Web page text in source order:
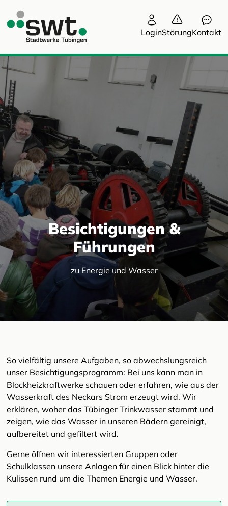
LoginStörungKontakt
Besichtigungen &
Führungen
zu Energie und Wasser
So vielfältig unsere Aufgaben, so abwechslungsreich
unser Besichtigungsprogramm: Bei uns kann man in
Blockheizkraftwerke schauen oder erfahren, wie aus der
Wasserkraft des Neckars Strom erzeugt wird. Wir
erklären, woher das Tübinger Trinkwasser stammt und
zeigen, wie das Wasser in unseren Bädern gereinigt,
aufbereitet und gefiltert wird.
Gerne öffnen wir interessierten Gruppen oder
Schulklassen unsere Anlagen für einen Blick hinter die
Kulissen rund um die Themen Energie und Wasser.